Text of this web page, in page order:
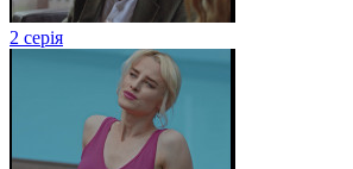
2 серія